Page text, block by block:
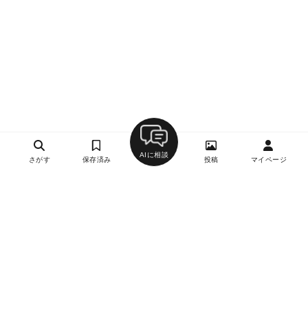
さがす 保存済み
AIに相談
投稿 マイページ